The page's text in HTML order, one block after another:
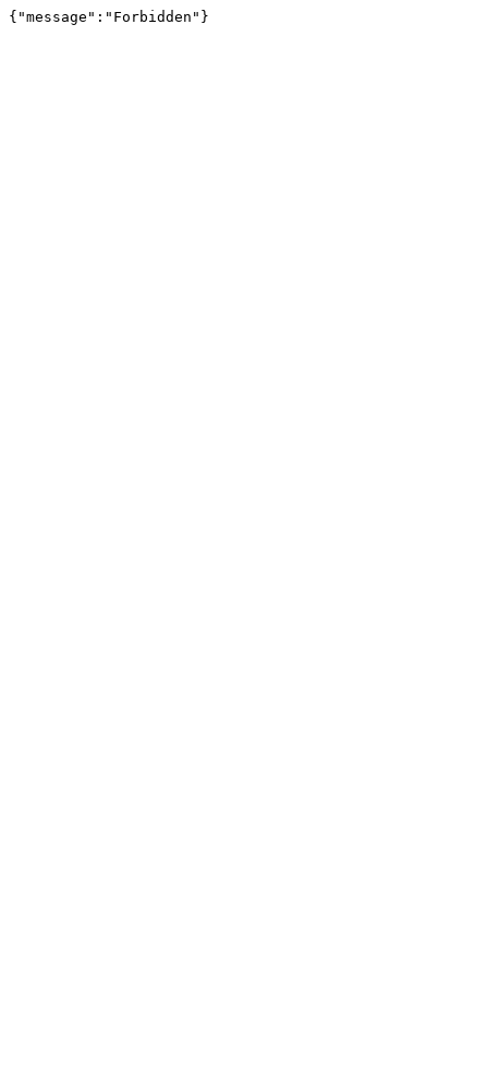
{"message":"Forbidden"}